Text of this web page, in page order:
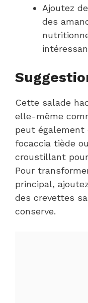
Ajoutez
des
Cette salade
elle-même
peut également
focaccia tiède
croustillant
Pour
principal,
des crevettes
conserve.